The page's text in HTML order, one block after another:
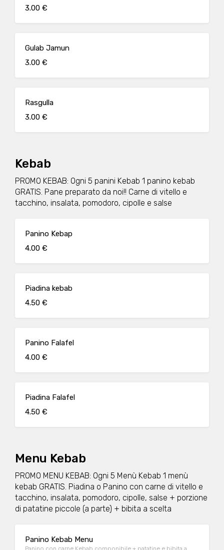
3.00 €
Gulab Jamun
3.00 €
Rasgulla
3.00 €
Kebab
PROMO KEBAB: Ogni 5 panini Kebab 1 panino kebab
GRATIS. Pane preparato da noi!! Carne di vitello e
tacchino, insalata, pomodoro, cipolle e salse
Panino Kebap
4.00 €
Piadina kebab
4.50 €
Panino Falafel
4.00 €
Piadina Falafel
4.50 €
Menu Kebab
PROMO MENU KEBAB: Ogni 5 Menù Kebab 1 menù
kebab GRATIS. Piadina o Panino con carne di vitello e
tacchino, insalata, pomodoro, cipolle, salse + porzione
di patatine piccole (a parte) + bibita a scelta
Panino Kebab Menu
Panino con carne Kebab componibile + patatine e bibita a